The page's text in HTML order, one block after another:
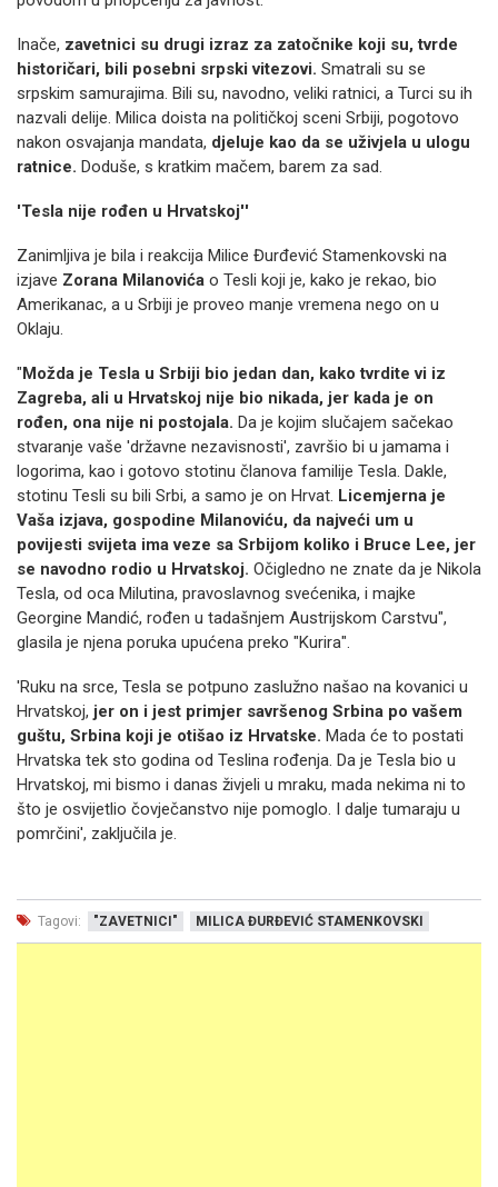
Inače, zavetnici su drugi izraz za zatočnike koji su, tvrde
historičari, bili posebni srpski vitezovi. Smatrali su se
srpskim samurajima. Bili su, navodno, veliki ratnici, a Turci su ih
nazvali delije. Milica doista na političkoj sceni Srbiji, pogotovo
nakon osvajanja mandata, djeluje kao da se uživjela u ulogu
ratnice. Doduše, s kratkim mačem, barem za sad.
'Tesla nije rođen u Hrvatskoj''
Zanimljiva je bila i reakcija Milice Đurđević Stamenkovski na
izjave Zorana Milanovića o Tesli koji je, kako je rekao, bio
Amerikanac, a u Srbiji je proveo manje vremena nego on u
Oklaju.
"Možda je Tesla u Srbiji bio jedan dan, kako tvrdite vi iz
Zagreba, ali u Hrvatskoj nije bio nikada, jer kada je on
rođen, ona nije ni postojala. Da je kojim slučajem sačekao
stvaranje vaše 'državne nezavisnosti', završio bi u jamama i
logorima, kao i gotovo stotinu članova familije Tesla. Dakle,
stotinu Tesli su bili Srbi, a samo je on Hrvat. Licemjerna je
Vaša izjava, gospodine Milanoviću, da najveći um u
povijesti svijeta ima veze sa Srbijom koliko i Bruce Lee, jer
se navodno rodio u Hrvatskoj. Očigledno ne znate da je Nikola
Tesla, od oca Milutina, pravoslavnog svećenika, i majke
Georgine Mandić, rođen u tadašnjem Austrijskom Carstvu",
glasila je njena poruka upućena preko "Kurira".
'Ruku na srce, Tesla se potpuno zaslužno našao na kovanici u
Hrvatskoj, jer on i jest primjer savršenog Srbina po vašem
guštu, Srbina koji je otišao iz Hrvatske. Mada će to postati
Hrvatska tek sto godina od Teslina rođenja. Da je Tesla bio u
Hrvatskoj, mi bismo i danas živjeli u mraku, mada nekima ni to
što je osvijetlio čovječanstvo nije pomoglo. I dalje tumaraju u
pomrčini', zaključila je.
Tagovi: "ZAVETNICI" MILICA ĐURĐEVIĆ STAMENKOVSKI